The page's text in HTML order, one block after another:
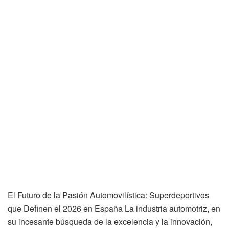
El Futuro de la Pasión Automovilística: Superdeportivos
que Definen el 2026 en España La industria automotriz, en
su incesante búsqueda de la excelencia y la innovación,